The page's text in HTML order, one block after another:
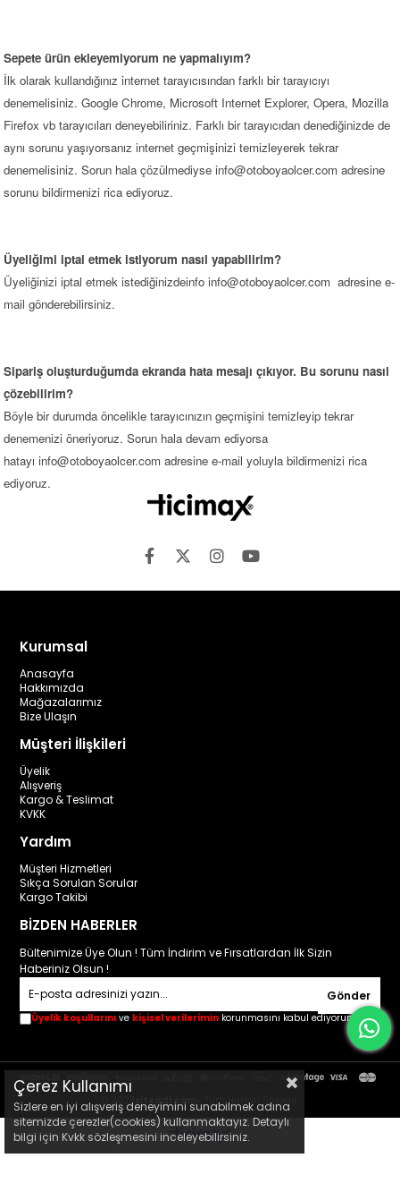
Sepete ürün ekleyemiyorum ne yapmalıyım?
İlk olarak kullandığınız internet tarayıcısından farklı bir tarayıcıyı
denemelisiniz. Google Chrome, Microsoft Internet Explorer, Opera, Mozilla
Firefox vb tarayıcıları deneyebiliriniz. Farklı bir tarayıcıdan denediğinizde de
aynı sorunu yaşıyorsanız internet geçmişinizi temizleyerek tekrar
denemelisiniz. Sorun hala çözülmediyseinfo@otoboyaolcer.com adresine
sorunu bildirmenizi rica ediyoruz.
Üyeliğimi iptal etmek istiyorum nasıl yapabilirim?
Üyeliğinizi iptal etmek istediğinizdeinfoinfo@otoboyaolcer.com adresine e-
mail gönderebilirsiniz.
Sipariş oluşturduğumda ekranda hata mesajı çıkıyor. Bu sorunu nasıl
çözebilirim?
Böyle bir durumda öncelikle tarayıcınızın geçmişini temizleyip tekrar
denemenizi öneriyoruz. Sorun hala devam ediyorsa
hatayıinfo@otoboyaolcer.com adresine e-mail yoluyla bildirmenizi rica
ediyoruz.
Kurumsal
Anasayfa
Hakkımızda
Mağazalarımız
Bize Ulaşın
Müşteri İlişkileri
Üyelik
Alışveriş
Kargo & Teslimat
KVKK
Yardım
Müşteri Hizmetleri
Sıkça Sorulan Sorular
Kargo Takibi
BİZDEN HABERLER
Bültenimize Üye Olun ! Tüm İndirim ve Fırsatlardan İlk Sizin
Haberiniz Olsun !
Gönder
Üyelik koşullarını ve kişisel verilerimin korunmasını kabul ediyorum.
© 2023 siteadi.com - Tüm Hakları Saklıdır.
Çerez Kullanımı
Sizlere en iyi alışveriş deneyimini sunabilmek adına
sitemizde çerezler(cookies) kullanmaktayız. Detaylı
bilgi için Kvkk sözleşmesini inceleyebilirsiniz.